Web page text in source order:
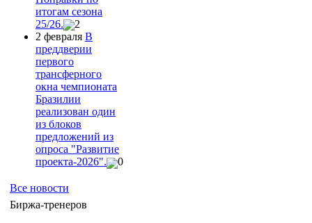
итогам сезона
25/26.
2
2 февраля В
преддверии
первого
трансферного
окна чемпионата
Бразилии
реализован один
из блоков
предложений из
опроса "Развитие
проекта-2026".
0
Все новости
Биржа-тренеров